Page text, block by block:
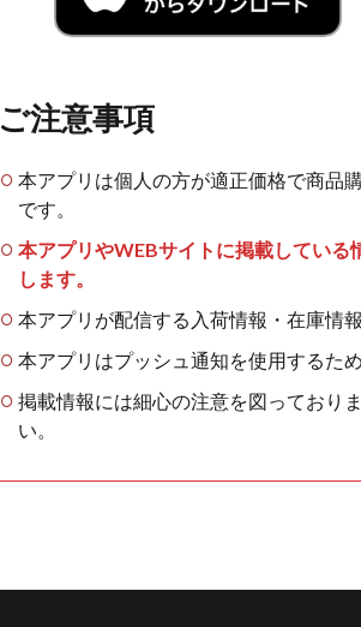
ご注意事項
本アプリは個人の方が適正価格で商品
です。
本アプリやWEBサイトに掲載している
します。
本アプリが配信する入荷情報・在庫情
本アプリはプッシュ通知を使用するた
掲載情報には細心の注意を図っており
い。